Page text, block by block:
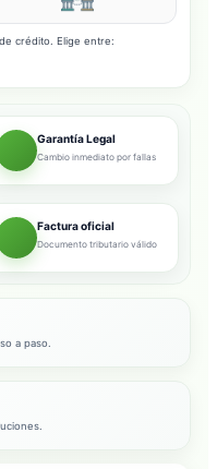
crédito. Elige entre:
Garantía Legal
Cambio inmediato por fallas
Factura oficial
Documento tributario válido
a paso.